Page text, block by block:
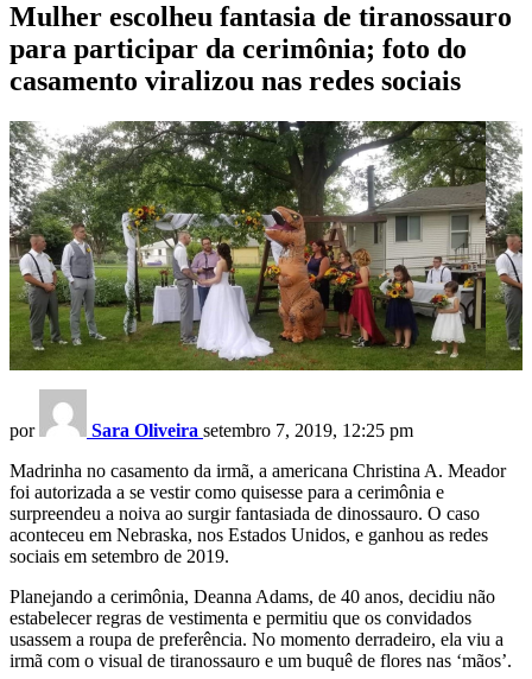
Mulher escolheu fantasia de tiranossauro
para participar da cerimônia; foto do
casamento viralizou nas redes sociais
por Sara Oliveira setembro 7, 2019, 12:25 pm
Madrinha no casamento da irmã, a americana Christina A. Meador
foi autorizada a se vestir como quisesse para a cerimônia e
surpreendeu a noiva ao surgir fantasiada de dinossauro. O caso
aconteceu em Nebraska, nos Estados Unidos, e ganhou as redes
sociais em setembro de 2019.
Planejando a cerimônia, Deanna Adams, de 40 anos, decidiu não
estabelecer regras de vestimenta e permitiu que os convidados
usassem a roupa de preferência. No momento derradeiro, ela viu a
irmã com o visual de tiranossauro e um buquê de flores nas ‘mãos’.